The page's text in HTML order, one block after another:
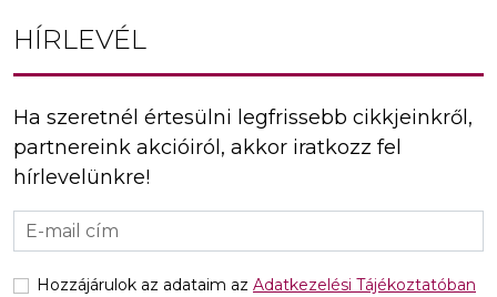
HÍRLEVÉL
Ha szeretnél értesülni legfrissebb cikkjeinkről,
partnereink akcióiról, akkor iratkozz fel
hírlevelünkre!
Hozzájárulok az adataim az Adatkezelési Tájékoztatóban